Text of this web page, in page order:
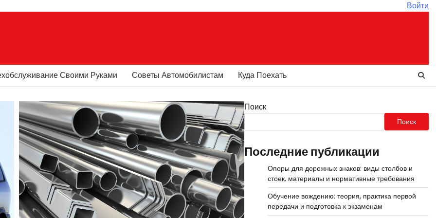
Войти
Своими Руками Советы Автомобилистам Куда Поехать
Поиск
Поиск
Последние публикации
Опоры для дорожных знаков: виды столбов и
стоек, материалы и нормативные требования
Обучение вождению: теория, практика первой
передачи и подготовка к экзаменам